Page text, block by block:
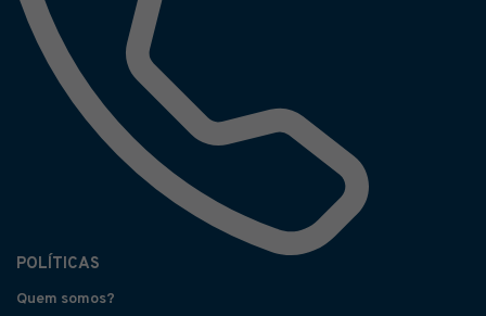
POLÍTICAS
Quem somos?